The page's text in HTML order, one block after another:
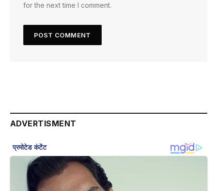
for the next time I comment.
ADVERTISMENT